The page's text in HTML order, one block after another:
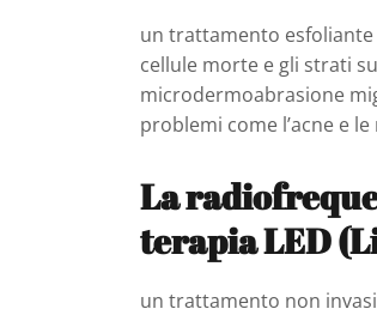
un trattamento
cellule morte e gli strati
microdermoabrasione
problemi come l’acne e
La
terapia LED
un trattamento non